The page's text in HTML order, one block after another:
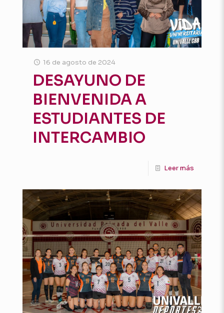
16 de agosto de 2024
DESAYUNO DE
BIENVENIDA A
ESTUDIANTES DE
INTERCAMBIO
Leer más